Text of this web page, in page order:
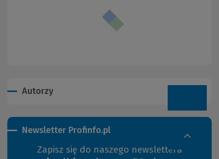
Autorzy
Newsletter Profinfo.pl
Zapisz się do naszego newslettera